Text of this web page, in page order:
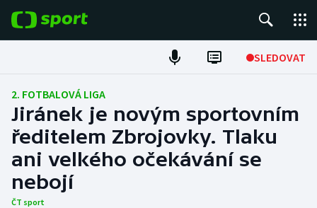
SLEDOVAT
Fotbal
Hokej
Tenis
Atletika
2. FOTBALOVÁ LIGA
Jiránek je novým sportovním
ředitelem Zbrojovky. Tlaku
ani velkého očekávání se
nebojí
ČT sport